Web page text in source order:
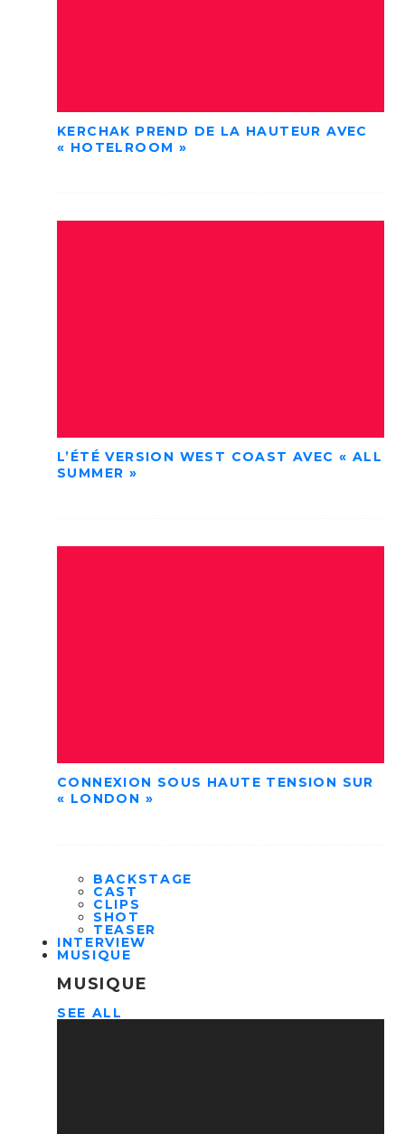
KERCHAK PREND DE LA HAUTEUR AVEC
« HOTELROOM »
L’ÉTÉ VERSION WEST COAST AVEC « ALL
SUMMER »
CONNEXION SOUS HAUTE TENSION SUR
« LONDON »
BACKSTAGE
CAST
CLIPS
SHOT
TEASER
INTERVIEW
MUSIQUE
MUSIQUE
SEE ALL